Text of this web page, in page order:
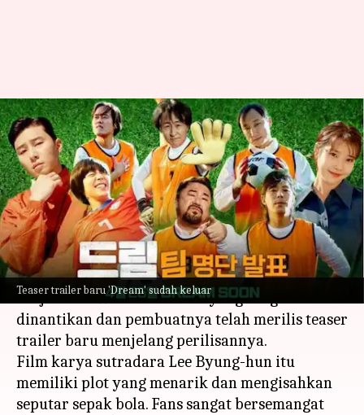
Teaser trailer baru 'Dream' sudah keluar
Teaser trailer baru dari
'Dream' yang dibintangi Park
Seo-joon dan IU sudah keluar
menulis Bob Mar 22, 2023 11:07 am
Apa ceritanya
Film Park Seo-joon dan IU yang akan datang
berjudul Dreamadalah film yang sangat
dinantikan dan pembuatnya telah merilis teaser
trailer baru menjelang perilisannya.
Film karya sutradara Lee Byung-hun itu
memiliki plot yang menarik dan mengisahkan
seputar sepak bola. Fans sangat bersemangat